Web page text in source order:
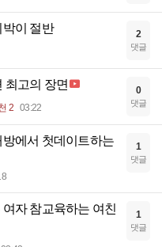
이 절반 2
댓글
최고의 장면
2 03:22
0
댓글
에서 첫데이트하는
1
댓글
자 참교육하는 여친 1
댓글